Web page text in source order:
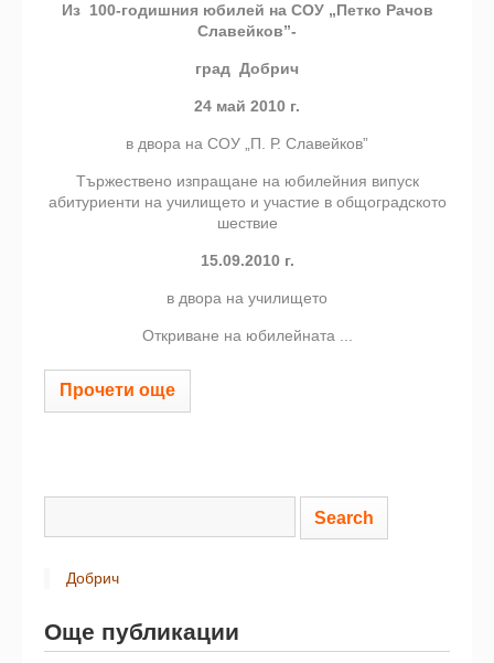
Из 100-годишния юбилей на СОУ „Петко Рачов
Славейков”-
град Добрич
24 май 2010 г.
в двора на СОУ „П. Р. Славейков”
Тържествено изпращане на юбилейния випуск
абитуриенти на училището и участие в общоградското
шествие
15.09.2010 г.
в двора на училището
Откриване на юбилейната ...
Прочети още
Добрич
Още публикации